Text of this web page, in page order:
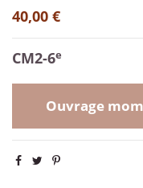
40,00 €
CM2-6e
Ouvrage